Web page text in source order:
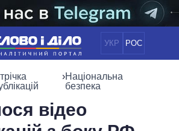
УКР РОС
НОВИНИ
ЕКОНОМІКА
ОБIЦЯНКИ
›Національна
безпека
відео